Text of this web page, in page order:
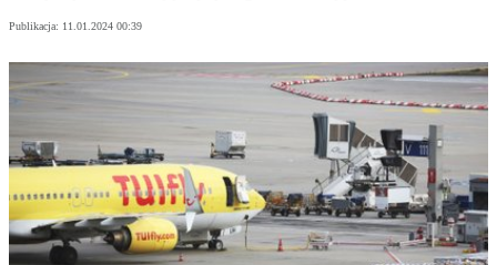
Publikacja: 11.01.2024 00:39